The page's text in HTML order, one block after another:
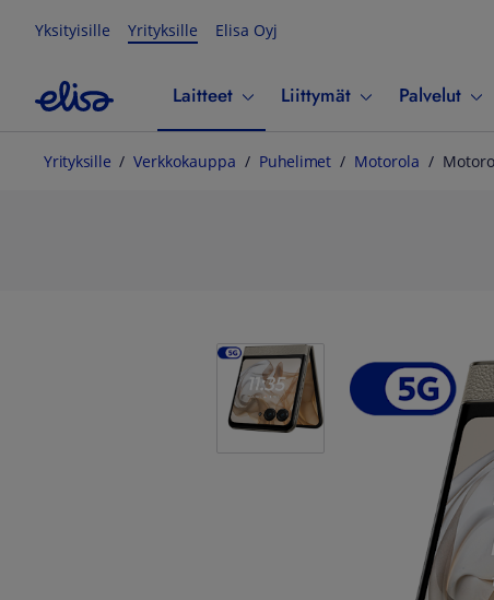
Yksityisille Yrityksille Elisa Oyj
Laitteet Liittymät Palvelut
Yrityksille Verkkokauppa Puhelimet Motorola